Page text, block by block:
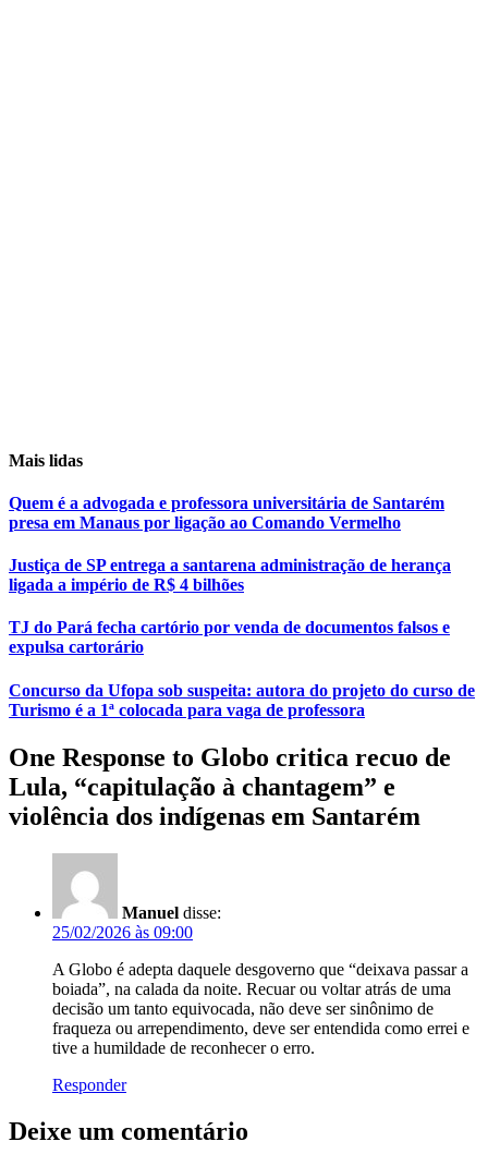
Mais lidas
Quem é a advogada e professora universitária de Santarém
presa em Manaus por ligação ao Comando Vermelho
Justiça de SP entrega a santarena administração de herança
ligada a império de R$ 4 bilhões
TJ do Pará fecha cartório por venda de documentos falsos e
expulsa cartorário
Concurso da Ufopa sob suspeita: autora do projeto do curso de
Turismo é a 1ª colocada para vaga de professora
One Response to Globo critica recuo de
Lula, “capitulação à chantagem” e
violência dos indígenas em Santarém
Manuel disse:
25/02/2026 às 09:00
A Globo é adepta daquele desgoverno que “deixava passar a
boiada”, na calada da noite. Recuar ou voltar atrás de uma
decisão um tanto equivocada, não deve ser sinônimo de
fraqueza ou arrependimento, deve ser entendida como errei e
tive a humildade de reconhecer o erro.
Responder
Deixe um comentário